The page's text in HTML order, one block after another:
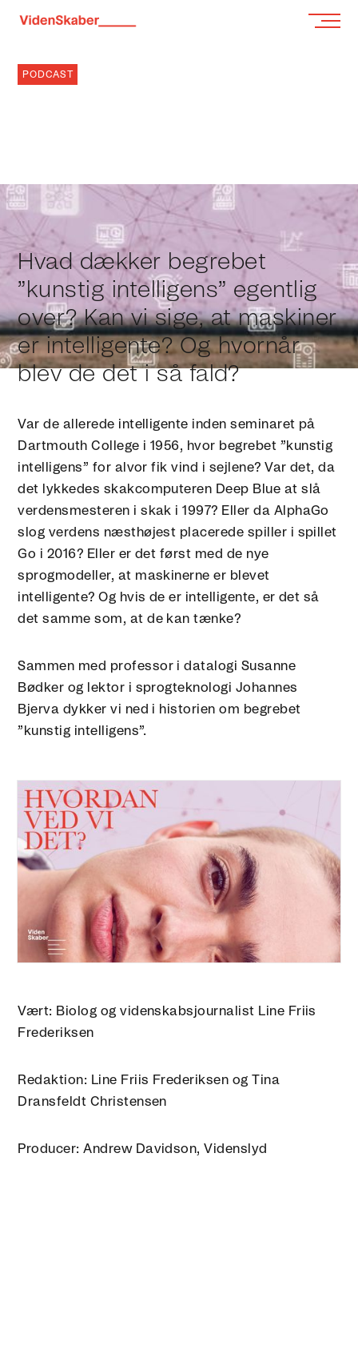
PODCAST
Hvad dækker begrebet
”kunstig intelligens” egentlig
over? Kan vi sige, at maskiner
er intelligente? Og hvornår
blev de det i så fald? ‍
Var de allerede intelligente inden seminaret på
Dartmouth College i 1956, hvor begrebet ”kunstig
intelligens” for alvor fik vind i sejlene? Var det, da
det lykkedes skakcomputeren Deep Blue at slå
verdensmesteren i skak i 1997? Eller da AlphaGo
slog verdens næsthøjest placerede spiller i spillet
Go i 2016? Eller er det først med de nye
sprogmodeller, at maskinerne er blevet
intelligente? Og hvis de er intelligente, er det så
det samme som, at de kan tænke?
Sammen med professor i datalogi Susanne
Bødker og lektor i sprogteknologi Johannes
Bjerva dykker vi ned i historien om begrebet
”kunstig intelligens”.
Vært: Biolog og videnskabsjournalist Line Friis
Frederiksen
Redaktion: Line Friis Frederiksen og Tina
Dransfeldt Christensen
Producer: Andrew Davidson, Videnslyd